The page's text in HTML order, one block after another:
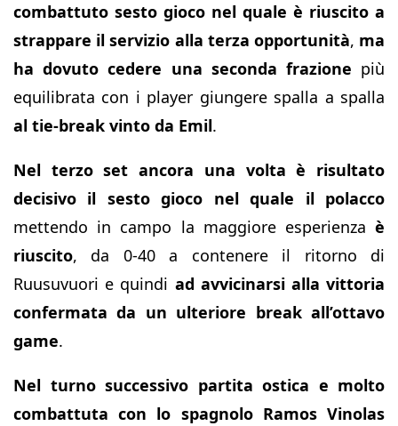
combattuto sesto gioco nel quale è riuscito a
strappare il servizio alla terza opportunità, ma
ha dovuto cedere una seconda frazione più
equilibrata con i player giungere spalla a spalla
al tie-break vinto da Emil.
Nel terzo set ancora una volta è risultato
decisivo il sesto gioco nel quale il polacco
mettendo in campo la maggiore esperienza è
riuscito, da 0-40 a contenere il ritorno di
Ruusuvuori e quindi ad avvicinarsi alla vittoria
confermata da un ulteriore break all’ottavo
game.
Nel turno successivo partita ostica e molto
combattuta con lo spagnolo Ramos Vinolas